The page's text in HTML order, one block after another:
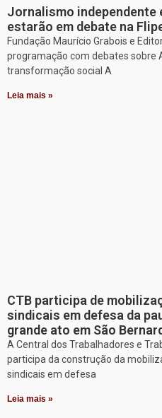
Jornalismo independente
estarão em debate na
Fundação Maurício Grabois e
programação com debates sobre
transformação social A
Leia mais »
CTB participa de
sindicais em defesa da
grande ato em São
A Central dos Trabalhadores e
participa da construção da
sindicais em defesa
Leia mais »